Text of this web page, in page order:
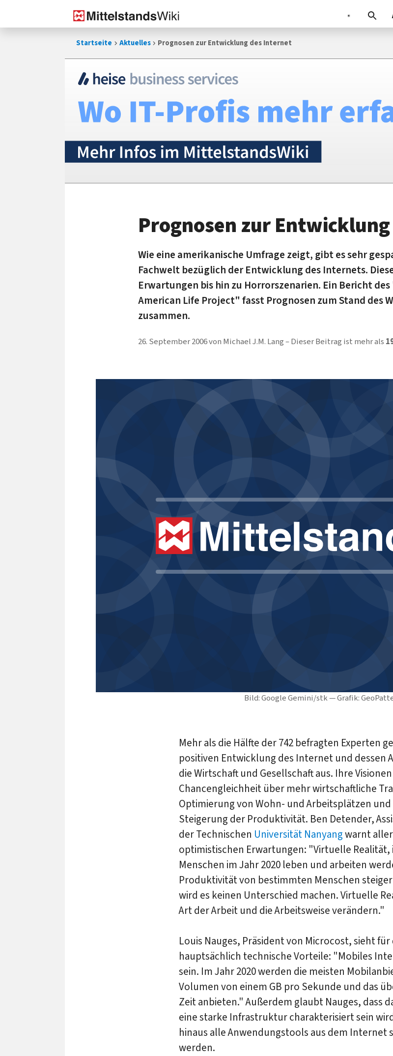
Startseite Aktuelles Prognosen zur Entwicklung des Internet
Bild: Google Gemini/stk — Grafik:
Prognosen zur
Wie eine amerikanische Umfrage zeigt, gibt es sehr
Fachwelt bezüglich der Entwicklung des Internets.
Erwartungen bis hin zu Horrorszenarien. Ein Bericht
American Life Project" fasst Prognosen zum Stand des
zusammen.
26. September 2006von Michael J.M. Lang Dieser Beitrag ist mehr als
Mehr als die Hälfte der 742 befragten Experten
positiven Entwicklung des Internet und dessen
die Wirtschaft und Gesellschaft aus. Ihre
Chancengleichheit über mehr wirtschaftliche
Optimierung von Wohn- und Arbeitsplätzen
Steigerung der Produktivität. Ben Detender,
der Technischen Universität Nanyangwarnt
optimistischen Erwartungen: "Virtuelle Realität,
Menschen im Jahr 2020 leben und arbeiten
Produktivität von bestimmten Menschen
wird es keinen Unterschied machen. Virtuelle
Art der Arbeit und die Arbeitsweise verändern."
Louis Nauges, Präsident von Microcost, sieht für
hauptsächlich technische Vorteile: "Mobiles
sein. Im Jahr 2020 werden die meisten
Volumen von einem GB pro Sekunde und das
Zeit anbieten." Außerdem glaubt Nauges, dass
eine starke Infrastruktur charakterisiert sein
hinaus alle Anwendungstools aus dem Internet
werden.